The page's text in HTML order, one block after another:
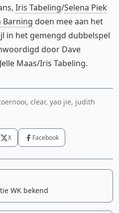
Iris Tabeling/Selena Piek
Barning doen mee aan het
in het gemengd dubbelspel
door Dave
Maas/Iris Tabeling.
clear, yao jie, judith
X Facebook
WK bekend